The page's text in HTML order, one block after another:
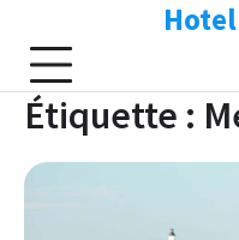
content
Étiquette :